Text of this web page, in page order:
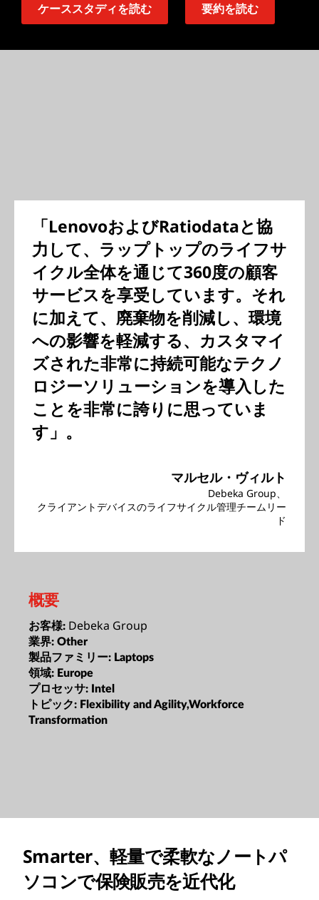
ケーススタディを読む 要約を読む
「LenovoおよびRatiodataと協
力して、ラップトップのライフサ
イクル全体を通じて360度の顧客
サービスを享受しています。それ
に加えて、廃棄物を削減し、環境
への影響を軽減する、カスタマイ
ズされた非常に持続可能なテクノ
ロジーソリューションを導入した
ことを非常に誇りに思っていま
す」。
マルセル・ヴィルト
Debeka Group、
クライアントデバイスのライフサイクル管理チームリー
ド
概要
お客様: Debeka Group
業界: Other
製品ファミリー: Laptops
領域: Europe
プロセッサ: Intel
トピック: Flexibility and Agility,Workforce
Transformation
Smarter、軽量で柔軟なノートパ
ソコンで保険販売を近代化